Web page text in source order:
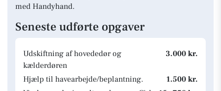
med Handyhand.
Seneste udførte opgaver
Udskiftning af hovededør og
kælderdøren
3.000 kr.
Hjælp til havearbejde/beplantning.
1.500 kr.